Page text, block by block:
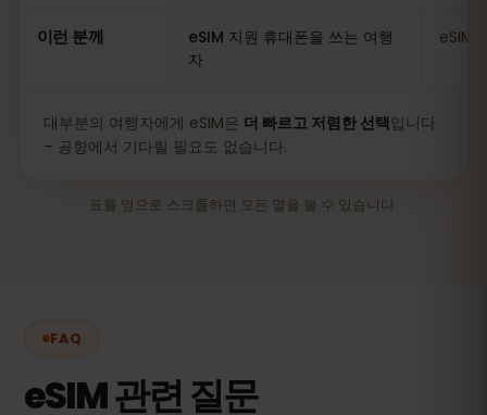
이런 분께
eSIM 지원 휴대폰을 쓰는 여행
자
eSIM
대부분의 여행자에게 eSIM은 더 빠르고 저렴한 선택입니다
– 공항에서 기다릴 필요도 없습니다.
표를 옆으로 스크롤하면 모든 열을 볼 수 있습니다.
FAQ
eSIM 관련 질문